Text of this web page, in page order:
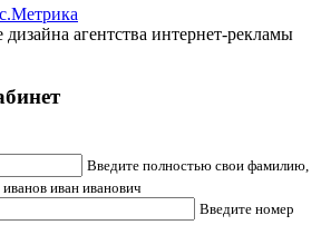
агентства интернет-рекламы
Введите полностью свои фамилию,
иван иванович
Введите номер